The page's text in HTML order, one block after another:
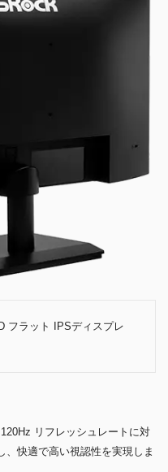
フラット IPSディスプレ
リフレッシュレートに対
、快適で高い視認性を実現しま